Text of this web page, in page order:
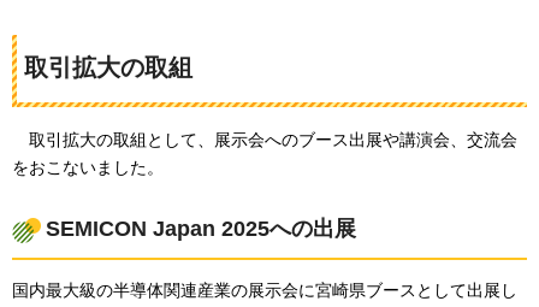
取引拡大の取組
取引拡大の取組として、展示会へのブース出展や講演会、交流会
をおこないました。
SEMICON Japan 2025への出展
国内最大級の半導体関連産業の展示会に宮崎県ブースとして出展し